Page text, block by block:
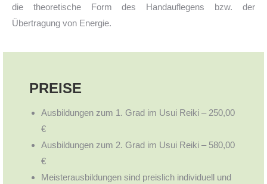
die theoretische Form des Handauflegens bzw. der
Übertragung von Energie.
PREISE
Ausbildungen zum 1. Grad im Usui Reiki – 250,00
€
Ausbildungen zum 2. Grad im Usui Reiki – 580,00
€
Meisterausbildungen sind preislich individuell und